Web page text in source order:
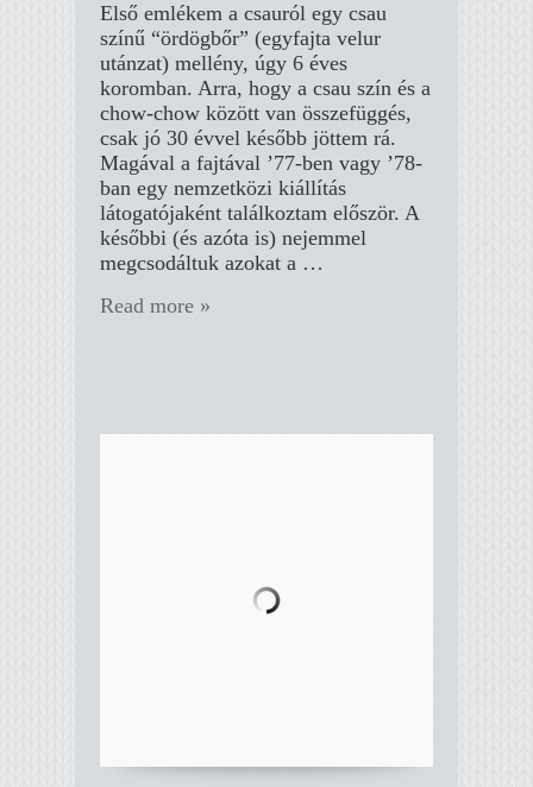
Első emlékem a csauról egy csau
színű “ördögbőr” (egyfajta velur
utánzat) mellény, úgy 6 éves
koromban. Arra, hogy a csau szín és a
chow-chow között van összefüggés,
csak jó 30 évvel később jöttem rá.
Magával a fajtával ’77-ben vagy ’78-
ban egy nemzetközi kiállítás
látogatójaként találkoztam először. A
későbbi (és azóta is) nejemmel
megcsodáltuk azokat a …
Read more »